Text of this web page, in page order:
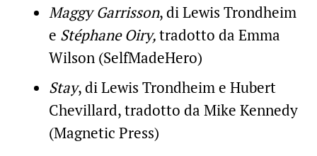
Maggy Garrisson, di Lewis Trondheim
e Stéphane Oiry,tradotto da Emma
Wilson (SelfMadeHero)
Stay, di Lewis Trondheim e Hubert
Chevillard, tradotto da Mike Kennedy
(Magnetic Press)